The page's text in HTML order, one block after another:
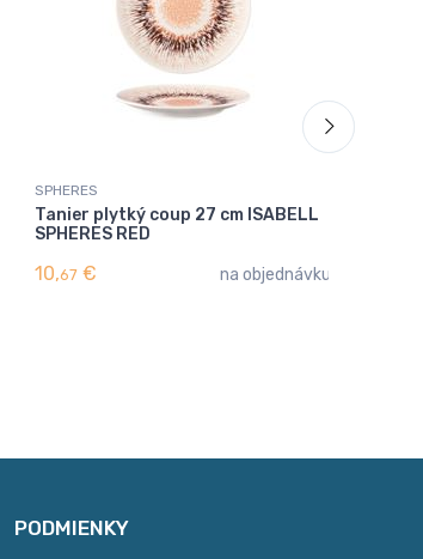
SPHERES
Tanier plytký coup 27 cm ISABELL
SPHERES RED
10,67 € na objednávku
PODMIENKY